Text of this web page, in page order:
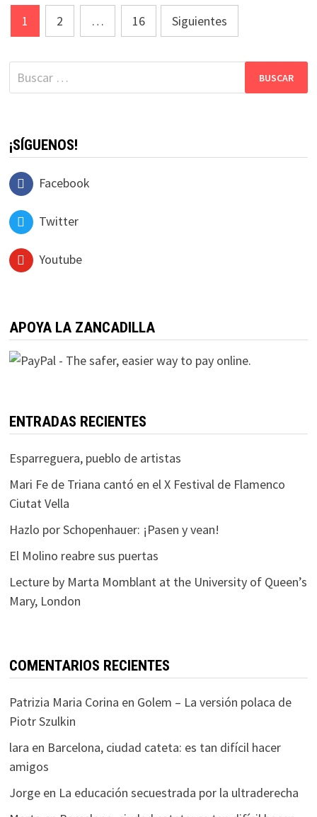
Navegación
de
entradas
1 2 … 16 Siguientes
Buscar:
¡SÍGUENOS!
Facebook
Twitter
Youtube
APOYA LA ZANCADILLA
ENTRADAS RECIENTES
Esparreguera, pueblo de artistas
Mari Fe de Triana cantó en el X Festival de Flamenco
Ciutat Vella
Hazlo por Schopenhauer: ¡Pasen y vean!
El Molino reabre sus puertas
Lecture by Marta Momblant at the University of Queen’s
Mary, London
COMENTARIOS RECIENTES
Patrizia Maria Corina en Golem – La versión polaca de
Piotr Szulkin
lara en Barcelona, ciudad cateta: es tan difícil hacer
amigos
Jorgeen La educación secuestrada por la ultraderecha